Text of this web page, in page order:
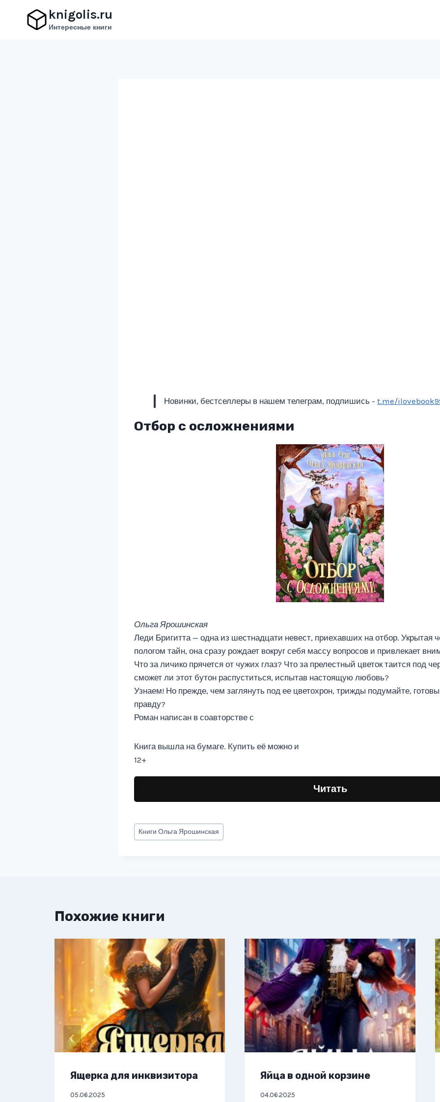
содержимому
knigolis.ru
Интересные книги
Новинки, бестселлеры в нашем телеграм, подпишись - t.me/
Отбор с осложнениями
Ольга Ярошинская
Леди Бригитта — одна из шестнадцати невест, приехавших на отбор.
пологом тайн, она сразу рождает вокруг себя массу вопросов и привлекает
Что за личико прячется от чужих глаз? Что за прелестный цветок таится под
сможет ли этот бутон распуститься, испытав настоящую любовь?
Узнаем! Но прежде, чем заглянуть под ее цветохрон, трижды подумайте,
правду?
Роман написан в соавторстве с
Книга вышла на бумаге. Купить её можно и
12+
Читать
Метки
записи:
КнигиОльга Ярошинская
Похожие книги
Ящерка для инквизитора
05.06.2025
Яйца в одной корзине
04.06.2025